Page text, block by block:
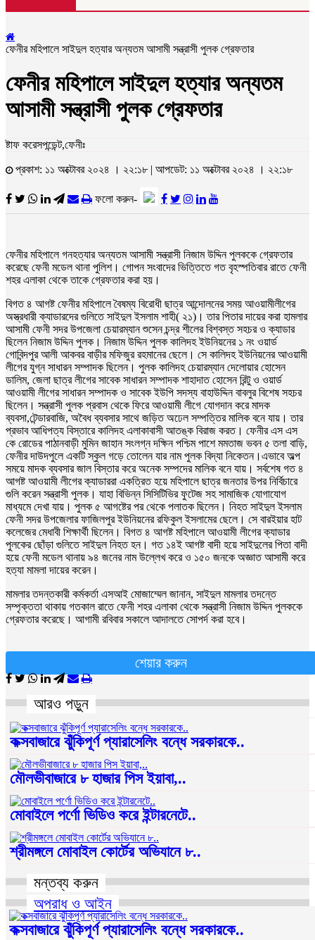
ফেনীর মহিপালে সাইদুল হত্যার অন্যতম আসামী সন্ত্রাসী পুলক গ্রেফতার
ফেনীর মহিপালে সাইদুল হত্যার অন্যতম
আসামী সন্ত্রাসী পুলক গ্রেফতার
ষ্টাফ করেসপন্ডেন্ট,ফেনীঃ
প্রকাশ: ১১ অক্টোবর ২০২৪ । ২২:১৮ | আপডেট: ১১ অক্টোবর ২০২৪ । ২২:১৮
ফলো করুন-
ফেনীর মহিপালে গনহত্যার অন্যতম আসামী সন্ত্রাসী নিজাম উদ্দিন পুলককে গ্রেফতার
করেছে ফেনী মডেল থানা পুলিশ। গোপন সংবাদের ভিত্তিতে গত বৃহস্পতিবার রাতে ফেনী
শহর এলাকা থেকে তাকে গ্রেফতার করা হয়।
বিগত ৪ আগষ্ট ফেনীর মহিপালে বৈষম্য বিরোধী ছাত্র আন্দোলনের সময় আওয়ামীলীগের
অস্ত্রধারী ক্যাডারদের গুলিতে সাইদুল ইসলাম শাহী( ২১)। তার পিতার দায়ের করা হামলার
আসামী ফেনী সদর উপজেলা চেয়ারম্যান শুসেন চন্দ্র শীলের বিশ্বস্ত সহচর ও ক্যাডার
ছিলেন নিজাম উদ্দিন পুলক। নিজাম উদ্দিন পুলক কালিদহ ইউনিয়নের ১ নং ওয়ার্ড
গোবিন্দপুর আলী আকবর বাড়ীর মফিজুর রহমানের ছেলে। সে কালিদহ ইউনিয়নের আওয়ামী
লীগের যুগ্ন সাধারন সম্পাদক ছিলেন। পুলক কালিদহ চেয়ারম্যান দেলোয়ার হোসেন
ডালিম, জেলা ছাত্র লীগের সাবেক সাধারন সম্পাদক শাহাদাত হোসেন রিন্টু ও ওয়ার্ড
আওয়ামী লীগের সাধারন সম্পাদক ও সাবেক ইউপি সদস্য বাহাউদ্দিন বাবলুর বিশেষ সহচর
ছিলেন। সন্ত্রাসী পুলক প্রবাস থেকে ফিরে আওয়ামী লীগে যোগদান করে মাদক
ব্যবসা,টেন্ডারবাজি, অবৈধ ব্যবসার সাথে জড়িত অঢেল সম্পত্তির মালিক বনে যায়। তার
প্রভাব আধিপত্য বিস্তারে কালিদহ এলাকাবাসী আতঙ্ক বিরাজ করত। ফেনীর এস এস
কে রোডের পাঠানবাড়ী মুমিন জাহান সংলগ্ন দক্ষিন পশ্চিম পাশে মমতাজ ভবন ৫ তলা বাড়ি,
ফেনীর দাউদপুলে একটি স্কুল গড়ে তোলেন যার নাম পুলক বিদ্যা নিকেতন।এভাবে অল্প
সময়ে মাদক ব্যবসার জাল বিস্তার করে অনেক সম্পদের মালিক বনে যায়। সর্বশেষ গত ৪
আগষ্ট আওয়ামী লীগের ক্যাডাররা একত্রিত হয়ে মহিপালে ছাত্র জনতার উপর নির্বিচারে
গুলি করেন সন্ত্রাসী পুলক। যাহা বিভিন্ন সিসিটিভির ফুটেজ সহ সামাজিক যোগাযোগ
মাধ্যমে দেখা যায়। পুলক ৫ আগষ্টের পর থেকে পলাতক ছিলেন। নিহত সাইদুল ইসলাম
ফেনী সদর উপজেলার ফাজিলপুর ইউনিয়নের রফিকুল ইসলামের ছেলে। সে বারইয়ার হাট
কলেজের মেধাবী শিক্ষার্থী ছিলেন। বিগত ৪ আগষ্ট মহিপালে আওয়ামী লীগের ক্যাডার
পুলকের ছোঁড়া গুলিতে সাইদুল নিহত হন। গত ১৪ই আগষ্ট বাদী হয়ে সাইদুলের পিতা বাদী
হয়ে ফেনী মডেল থানায় ৯৪ জনের নাম উল্লেখ করে ও ১৫০ জনকে অজ্ঞাত আসামী করে
হত্যা মামলা দায়ের করেন।
মামলার তদন্তকারী কর্মকর্তা এসআই মোজাম্মেল জানান, সাইদুল মামলার তদন্তে
সম্পৃক্ততা থাকায় গতকাল রাতে ফেনী শহর এলাকা থেকে সন্ত্রাসী নিজাম উদ্দিন পুলককে
গ্রেফতার করেছে। আগামী রবিবার সকালে আদালতে সোপর্দ করা হবে।
শেয়ার করুন
আরও পড়ুন
কক্সবাজারে ঝুঁকিপূর্ণ প্যারাসেলিং বন্ধে সরকারকে..
মৌলভীবাজারে ৮ হাজার পিস ইয়াবা,..
মোবাইলে পর্ণো ভিডিও করে ইন্টারনেটে..
শ্রীমঙ্গলে মোবাইল কোর্টের অভিযানে ৮..
মন্তব্য করুন
অপরাধ ও আইন
কক্সবাজারে ঝুঁকিপূর্ণ প্যারাসেলিং বন্ধে সরকারকে..